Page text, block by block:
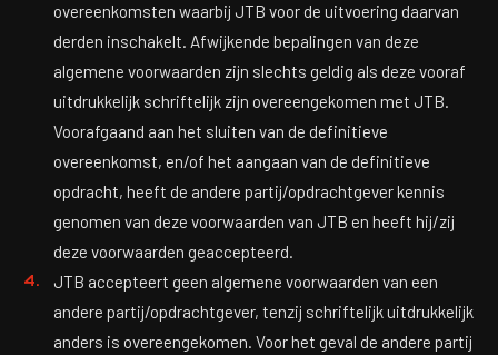
overeenkomsten waarbij JTB voor de uitvoering daarvan
derden inschakelt. Afwijkende bepalingen van deze
algemene voorwaarden zijn slechts geldig als deze vooraf
uitdrukkelijk schriftelijk zijn overeengekomen met JTB.
Voorafgaand aan het sluiten van de definitieve
overeenkomst, en/of het aangaan van de definitieve
opdracht, heeft de andere partij/opdrachtgever kennis
genomen van deze voorwaarden van JTB en heeft hij/zij
deze voorwaarden geaccepteerd.
JTB accepteert geen algemene voorwaarden van een
andere partij/opdrachtgever, tenzij schriftelijk uitdrukkelijk
anders is overeengekomen. Voor het geval de andere partij